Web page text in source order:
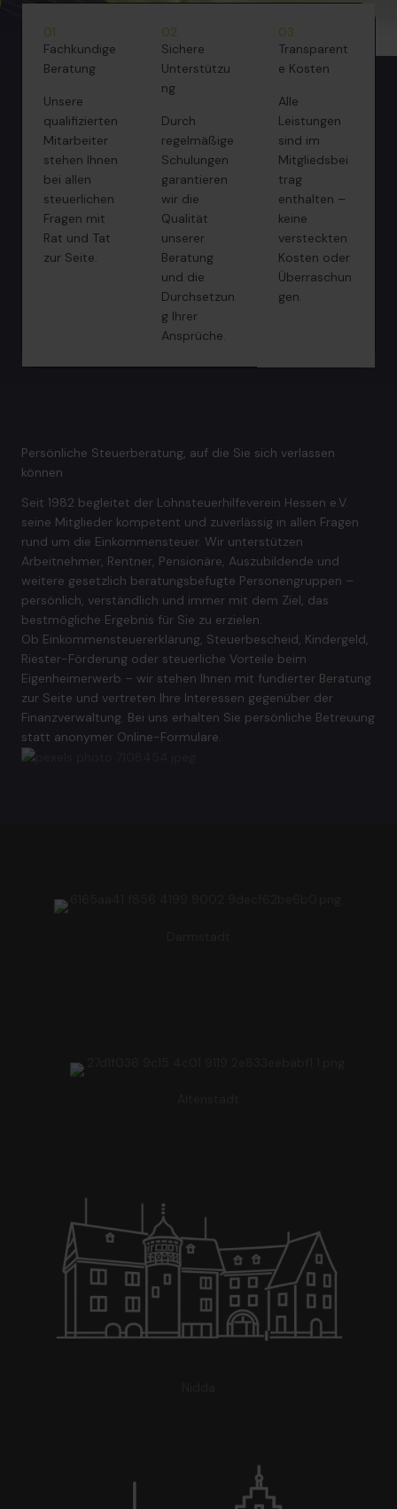
01.
Fachkundige
Beratung
Unsere
qualifizierten
Mitarbeiter
stehen Ihnen
bei allen
steuerlichen
Fragen mit
Rat und Tat
zur Seite.
02.
Sichere
Unterstützu
ng
Durch
regelmäßige
Schulungen
garantieren
wir die
Qualität
unserer
Beratung
und die
Durchsetzun
g Ihrer
Ansprüche.
03.
Transparent
e Kosten
Alle
Leistungen
sind im
Mitgliedsbei
trag
enthalten –
keine
versteckten
Kosten oder
Überraschun
gen.
Persönliche Steuerberatung, auf die Sie sich verlassen
können
Seit 1982 begleitet der Lohnsteuerhilfeverein Hessen e.V.
seine Mitglieder kompetent und zuverlässig in allen Fragen
rund um die Einkommensteuer. Wir unterstützen
Arbeitnehmer, Rentner, Pensionäre, Auszubildende und
weitere gesetzlich beratungsbefugte Personengruppen –
persönlich, verständlich und immer mit dem Ziel, das
bestmögliche Ergebnis für Sie zu erzielen.
Ob Einkommensteuererklärung, Steuerbescheid, Kindergeld,
Riester-Förderung oder steuerliche Vorteile beim
Eigenheimerwerb – wir stehen Ihnen mit fundierter Beratung
zur Seite und vertreten Ihre Interessen gegenüber der
Finanzverwaltung. Bei uns erhalten Sie persönliche Betreuung
statt anonymer Online-Formulare.